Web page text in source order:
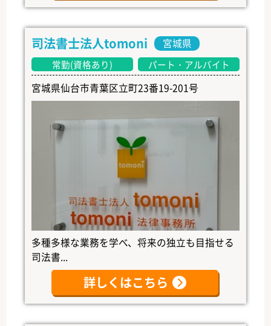
司法書士法人tomoni 宮城県
常勤(資格あり) パート・アルバイト
宮城県仙台市青葉区立町23番19-201号
多種多様な業務を学べ、将来の独立も目指せる
司法書...
詳しくはこちら